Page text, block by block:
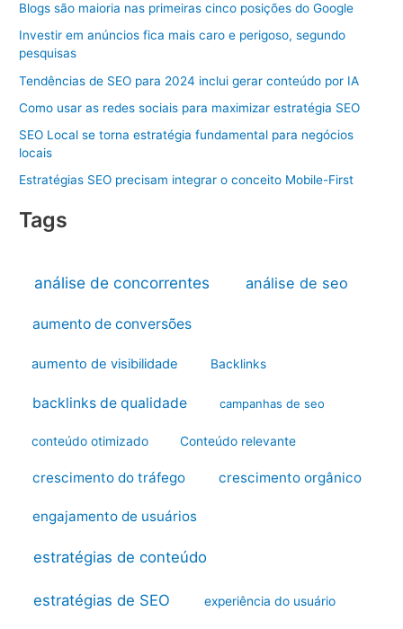
Blogs são maioria nas primeiras cinco posições do Google
Investir em anúncios fica mais caro e perigoso, segundo
pesquisas
Tendências de SEO para 2024 inclui gerar conteúdo por IA
Como usar as redes sociais para maximizar estratégia SEO
SEO Local se torna estratégia fundamental para negócios
locais
Estratégias SEO precisam integrar o conceito Mobile-First
Tags
análise de concorrentes análise de seo
aumento de conversões
aumento de visibilidade Backlinks
backlinks de qualidade campanhas de seo
conteúdo otimizado Conteúdo relevante
crescimento do tráfego crescimento orgânico
engajamento de usuários
estratégias de conteúdo
estratégias de SEO experiência do usuário